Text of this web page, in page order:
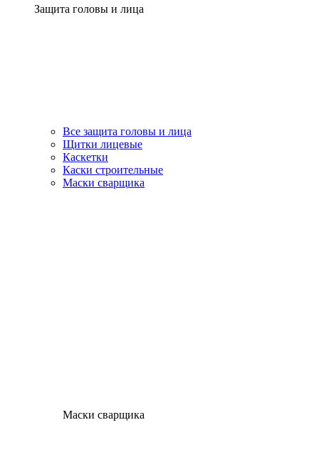
Защита головы и лица
Все защита головы и лица
Щитки лицевые
Каскетки
Каски строительные
Маски сварщика
Маски сварщика